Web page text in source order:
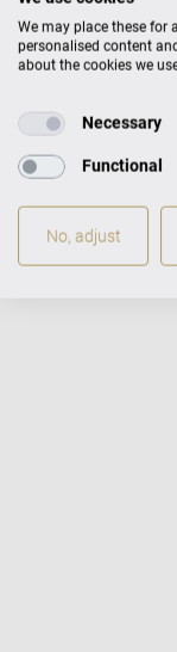
We may place these for
personalised content
about the cookies we
Necessary
Functional
No, adjust